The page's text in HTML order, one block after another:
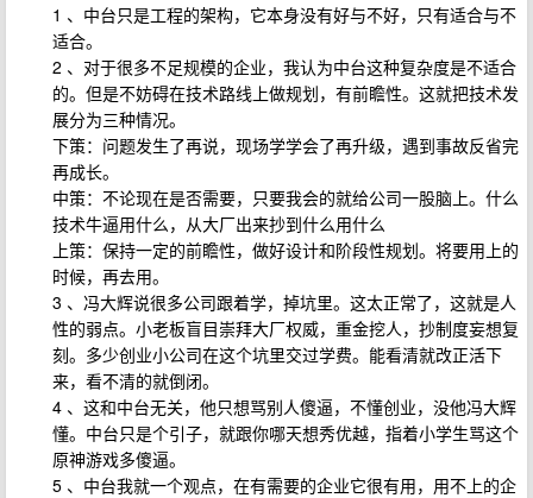
1 、中台只是工程的架构，它本身没有好与不好，只有适合与不
适合。
2 、对于很多不足规模的企业，我认为中台这种复杂度是不适合
的。但是不妨碍在技术路线上做规划，有前瞻性。这就把技术发
展分为三种情况。
下策：问题发生了再说，现场学学会了再升级，遇到事故反省完
再成长。
中策：不论现在是否需要，只要我会的就给公司一股脑上。什么
技术牛逼用什么，从大厂出来抄到什么用什么
上策：保持一定的前瞻性，做好设计和阶段性规划。将要用上的
时候，再去用。
3 、冯大辉说很多公司跟着学，掉坑里。这太正常了，这就是人
性的弱点。小老板盲目崇拜大厂权威，重金挖人，抄制度妄想复
刻。多少创业小公司在这个坑里交过学费。能看清就改正活下
来，看不清的就倒闭。
4 、这和中台无关，他只想骂别人傻逼，不懂创业，没他冯大辉
懂。中台只是个引子，就跟你哪天想秀优越，指着小学生骂这个
原神游戏多傻逼。
5 、中台我就一个观点，在有需要的企业它很有用，用不上的企